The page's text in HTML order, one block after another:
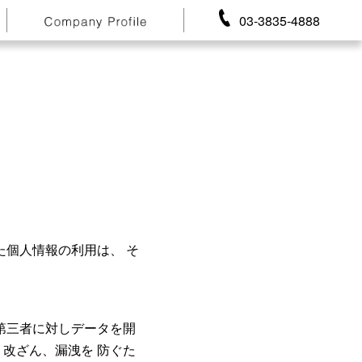
03-3835-4888
人情報の利用は、 そ
者に対しデータを開
ざん、漏洩を 防ぐた